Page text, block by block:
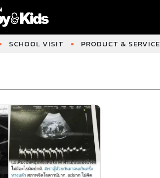
SCHOOL VISIT PRODUCT & SERVICE